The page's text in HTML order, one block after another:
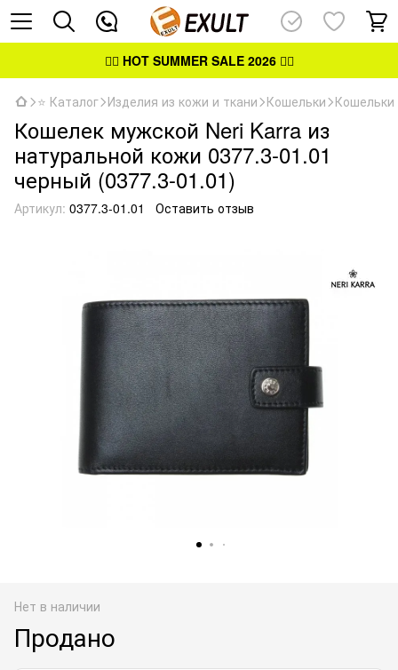
👉🏻 HOT SUMMER SALE 2026👈🏻
⭐ Каталог Изделия из кожи и ткани Кошельки
Кошелек мужской Neri Karra из
натуральной кожи 0377.3-01.01
черный (0377.3-01.01)
Артикул: 0377.3-01.01 Оставить отзыв
Нет в наличии
Продано